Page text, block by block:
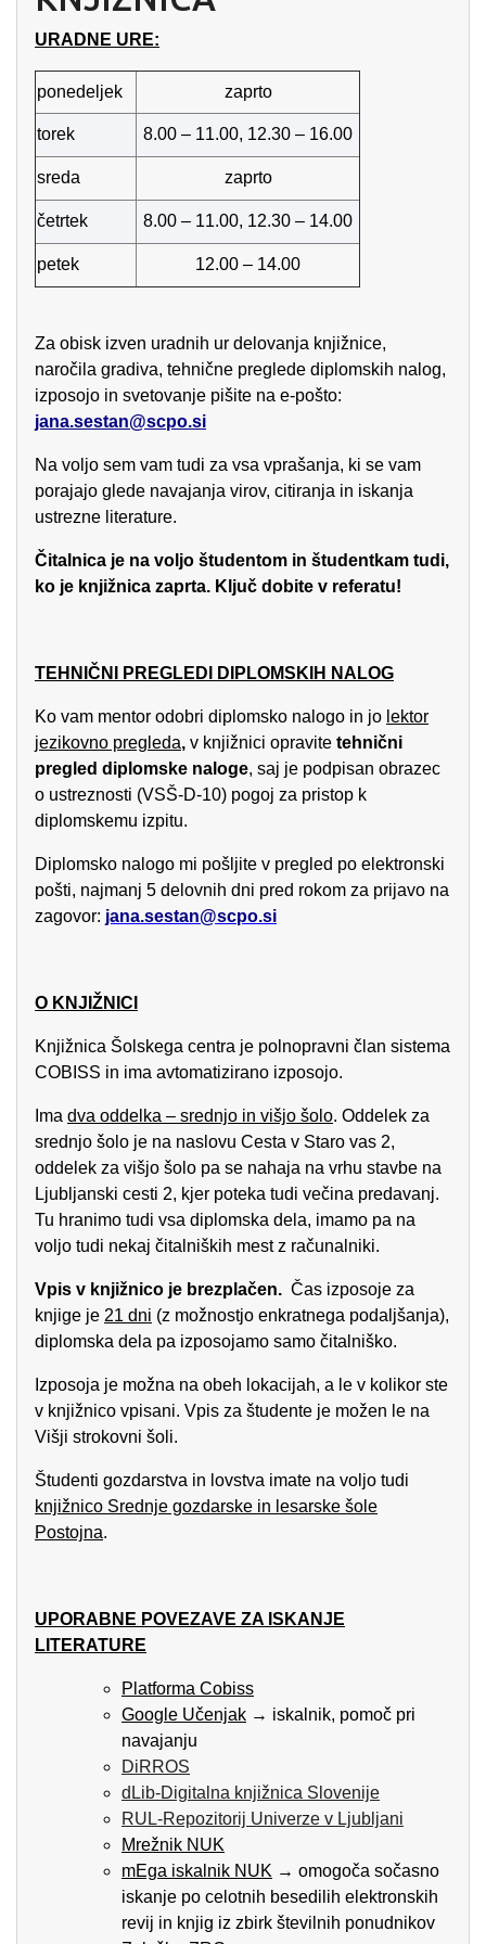
URADNE URE:
ponedeljek zaprto
torek 8.00 – 11.00, 12.30 – 16.00
sreda zaprto
četrtek 8.00 – 11.00, 12.30 – 14.00
petek 12.00 – 14.00
Za obisk izven uradnih ur delovanja knjižnice,
naročila gradiva, tehnične preglede diplomskih nalog,
izposojo in svetovanje pišite na e-pošto:
jana.sestan@scpo.si
Na voljo sem vam tudi za vsa vprašanja, ki se vam
porajajo glede navajanja virov, citiranja in iskanja
ustrezne literature.
Čitalnica je na voljo študentom in študentkam tudi,
ko je knjižnica zaprta. Ključ dobite v referatu!
TEHNIČNI PREGLEDI DIPLOMSKIH NALOG
Ko vam mentor odobri diplomsko nalogo in jo lektor
jezikovno pregleda, v knjižnici opravite tehnični
pregled diplomske naloge, saj je podpisan obrazec
o ustreznosti (VSŠ-D-10) pogoj za pristop k
diplomskemu izpitu.
Diplomsko nalogo mi pošljite v pregled po elektronski
pošti, najmanj 5 delovnih dni pred rokom za prijavo na
zagovor: jana.sestan@scpo.si
O KNJIŽNICI
Knjižnica Šolskega centra je polnopravni član sistema
COBISS in ima avtomatizirano izposojo.
Ima dva oddelka – srednjo in višjo šolo. Oddelek za
srednjo šolo je na naslovu Cesta v Staro vas 2,
oddelek za višjo šolo pa se nahaja na vrhu stavbe na
Ljubljanski cesti 2, kjer poteka tudi večina predavanj.
Tu hranimo tudi vsa diplomska dela, imamo pa na
voljo tudi nekaj čitalniških mest z računalniki.
Vpis v knjižnico je brezplačen. Čas izposoje za
knjige je 21 dni (z možnostjo enkratnega podaljšanja),
diplomska dela pa izposojamo samo čitalniško.
Izposoja je možna na obeh lokacijah, a le v kolikor ste
v knjižnico vpisani. Vpis za študente je možen le na
Višji strokovni šoli.
Študenti gozdarstva in lovstva imate na voljo tudi
knjižnico Srednje gozdarske in lesarske šole
Postojna.
UPORABNE POVEZAVE ZA ISKANJE
LITERATURE
Platforma Cobiss
Google Učenjak → iskalnik, pomoč pri
navajanju
DiRROS
dLib-Digitalna knjižnica Slovenije
RUL-Repozitorij Univerze v Ljubljani
Mrežnik NUK
mEga iskalnik NUK → omogoča sočasno
iskanje po celotnih besedilih elektronskih
revij in knjig iz zbirk številnih ponudnikov